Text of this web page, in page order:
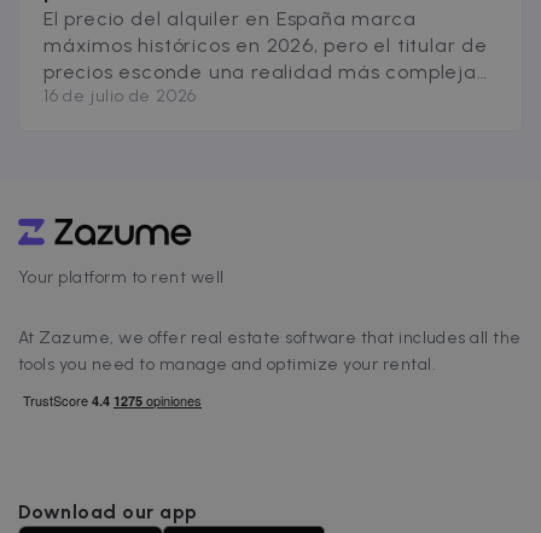
El precio del alquiler en España marca
máximos históricos en 2026, pero el titular de
precios esconde una realidad más compleja
para quien quiere invertir: la oferta disponible
[&hellip;]
16 de julio de 2026
Your platform to rent well
At Zazume, we offer real estate software that includes all the
tools you need to manage and optimize your rental.
Download our app